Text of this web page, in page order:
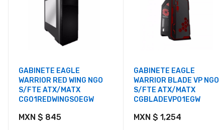
GABINETE EAGLE
WARRIOR RED WING NGO
S/FTE ATX/MATX
CG01REDWINGS0EGW
MXN $ 845
GABINETE EAGLE
WARRIOR BLADE VP NGO
S/FTE ATX/MATX
CGBLADEVP01EGW
MXN $ 1,254